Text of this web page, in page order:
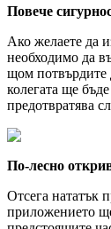
Повече
Ако желаете да
необходимо да
щом потвърдите
колегата ще
предотвратява
По-лесно
Отсега нататък
приложението